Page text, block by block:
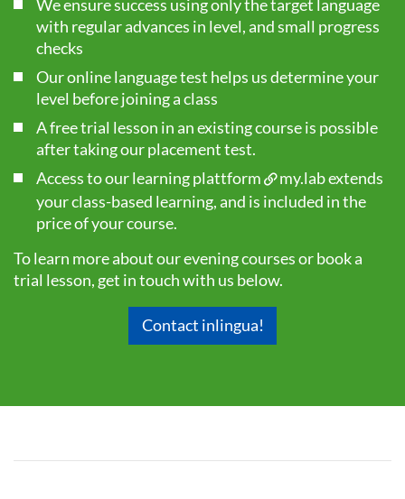
We ensure success using only the target language
with regular advances in level, and small progress
checks
Our online language test helps us determine your
level before joining a class
A free trial lesson in an existing course is possible
after taking ourplacement test.
Access to our learning plattform
my.labextends
your class-based learning, and is included in the
price of your course.
To learn more about our evening courses or book a
trial lesson, get in touch with us below.
Contact inlingua!